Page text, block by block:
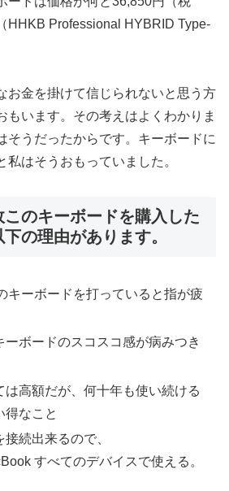
HHKB Professional HYBRID Type-
金を掛けて信じられないと思う方
もいます。その考えはよくわかりま
そうだったからです。キーボードに
私はそうおもっていました。
のキーボードを購入した
の理由があります。
キーボードを打っていると指が疲
ーボードのスコスコ感が病みつき
は高額だが、何十年も使い続ける
得なこと
続出来るので、
すべてのデバイスで使える。